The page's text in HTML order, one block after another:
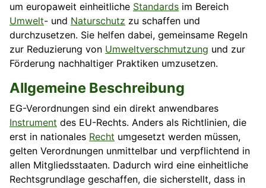
um europaweit einheitliche Standards im Bereich
Umwelt- und Naturschutz zu schaffen und
durchzusetzen. Sie helfen dabei, gemeinsame Regeln
zur Reduzierung von Umweltverschmutzung und zur
Förderung nachhaltiger Praktiken umzusetzen.
Allgemeine Beschreibung
EG-Verordnungen sind ein direkt anwendbares
Instrument des EU-Rechts. Anders als Richtlinien, die
erst in nationales Recht umgesetzt werden müssen,
gelten Verordnungen unmittelbar und verpflichtend in
allen Mitgliedsstaaten. Dadurch wird eine einheitliche
Rechtsgrundlage geschaffen, die sicherstellt, dass in